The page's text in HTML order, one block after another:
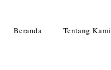
Beranda Tentang Kami